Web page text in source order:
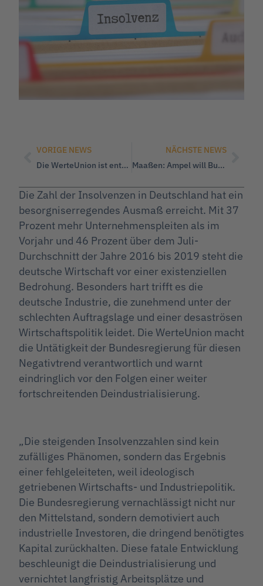
VORIGE NEWS
Die WerteUnion ist entschieden gegen Rentenkürzungen
NÄCHSTE NEWS
Maaßen: Ampel will Bundesverfassungsgericht vor ‚falschen‘ Parteien schützen
Die Zahl der Insolvenzen in Deutschland hat ein
besorgniserregendes Ausmaß erreicht. Mit 37
Prozent mehr Unternehmenspleiten als im
Vorjahr und 46 Prozent über dem Juli-
Durchschnitt der Jahre 2016 bis 2019 steht die
deutsche Wirtschaft vor einer existenziellen
Bedrohung. Besonders hart trifft es die
deutsche Industrie, die zunehmend unter der
schlechten Auftragslage und einer desaströsen
Wirtschaftspolitik leidet. Die WerteUnion macht
die Untätigkeit der Bundesregierung für diesen
Negativtrend verantwortlich und warnt
eindringlich vor den Folgen einer weiter
fortschreitenden Deindustrialisierung.
„Die steigenden Insolvenzzahlen sind kein
zufälliges Phänomen, sondern das Ergebnis
einer fehlgeleiteten, weil ideologisch
getriebenen Wirtschafts- und Industriepolitik.
Die Bundesregierung vernachlässigt nicht nur
den Mittelstand, sondern demotiviert auch
industrielle Investoren, die dringend benötigtes
Kapital zurückhalten. Diese fatale Entwicklung
beschleunigt die Deindustrialisierung und
vernichtet langfristig Arbeitsplätze und